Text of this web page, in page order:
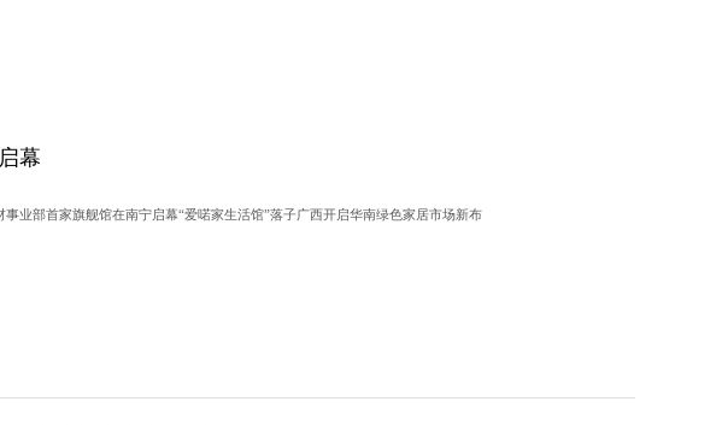
幕
业部首家旗舰馆在南宁启幕“爱喏家生活馆”落子广西开启华南绿色家居市场新布